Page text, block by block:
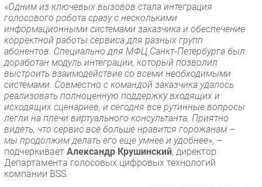
«Одним из ключевых вызовов стала интеграция
голосового робота сразу с несколькими
информационными системами заказчика и обеспечение
корректной работы сервиса для разных групп
абонентов. Специально для МФЦ Санкт-Петербурга был
доработан модуль интеграции, который позволил
выстроить взаимодействие со всеми необходимыми
системами. Совместно с командой заказчика удалось
реализовать полноценную поддержку входящих и
исходящих сценариев, и сегодня все рутинные вопросы
легли на плечи виртуального консультанта. Приятно
видеть, что сервис всё больше нравится горожанам –
мы продолжим делать его еще умнее и удобнее», –
подчеркивает Александр Крушинский, директор
Департамента голосовых цифровых технологий
компании BSS.